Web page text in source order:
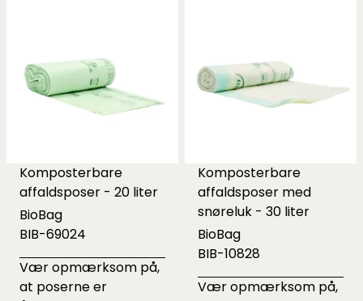
Komposterbare
affaldsposer - 20 liter
BioBag
BIB-69024
Vær opmærksom på,
at poserne er
Komposterbare
affaldsposer med
snøreluk - 30 liter
BioBag
BIB-10828
Vær opmærksom på,